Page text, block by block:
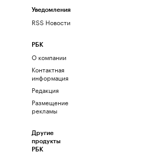
Уведомления
RSS Новости
РБК
О компании
Контактная
информация
Редакция
Размещение
рекламы
Другие
продукты
РБК